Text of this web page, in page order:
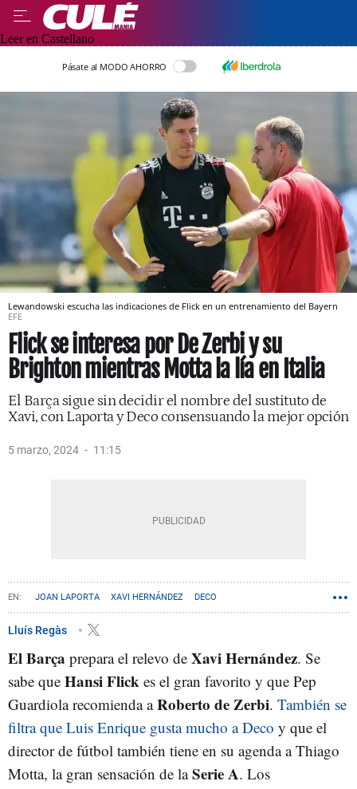
Leer en Castellano
Pásate al MODO AHORRO
Lewandowski escucha las indicaciones de Flick en un entrenamiento del Bayern
EFE
Flick se interesa por De Zerbi y su
Brighton mientras Motta la lía en Italia
El Barça sigue sin decidir el nombre del sustituto de
Xavi, con Laporta y Deco consensuando la mejor opción
5 marzo, 2024 11:15
JOAN LAPORTA XAVI HERNÁNDEZ DECO
Lluís Regàs
El Barça prepara el relevo de Xavi Hernández. Se
sabe que Hansi Flick es el gran favorito y que Pep
Guardiola recomienda aRoberto de Zerbi. También se
filtra que Luis Enrique gusta mucho a Deco y que el
director de fútbol también tiene en su agenda a Thiago
Motta, la gran sensación de laSerie A. Los